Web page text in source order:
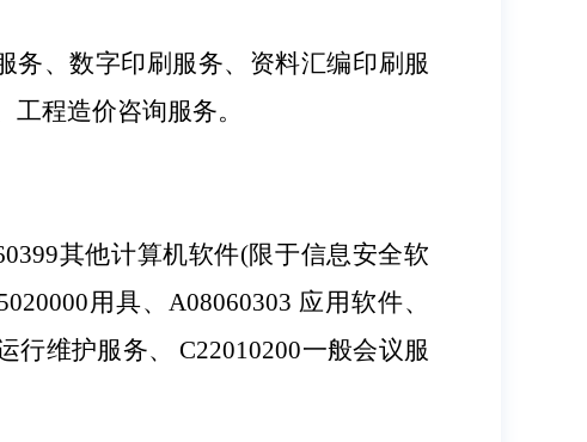
务、数字印刷服务、资料汇编印刷服
工程造价咨询服务。
其他计算机软件(限于信息安全软
用具、 A08060303 应用软件、
行维护服务、C22010200一般会议服